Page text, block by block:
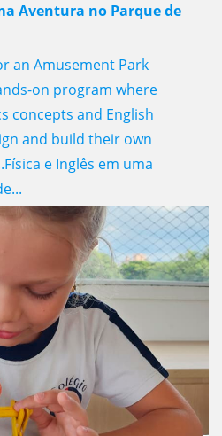
Aventura no Parque de
an Amusement Park
on program where
concepts and English
and build their own
e Inglês em uma